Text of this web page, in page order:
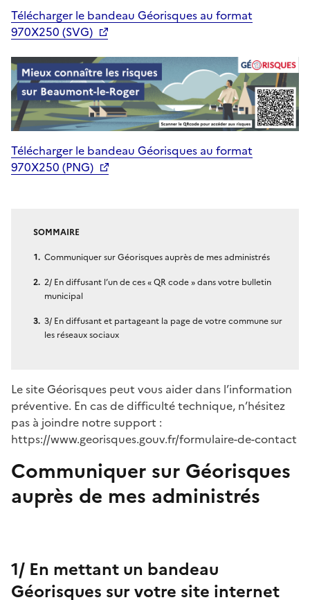
Télécharger le bandeau Géorisques au format
970X250 (SVG)
Télécharger le bandeau Géorisques au format
970X250 (PNG)
SOMMAIRE
Communiquer sur Géorisques auprès de mes administrés
2/ En diffusant l’un de ces « QR code » dans votre bulletin
municipal
3/ En diffusant et partageant la page de votre commune sur
les réseaux sociaux
Le site Géorisques peut vous aider dans l’information
préventive. En cas de difficulté technique, n’hésitez
pas à joindre notre support :
https://www.georisques.gouv.fr/formulaire-de-contact
Communiquer sur Géorisques
auprès de mes administrés
1/ En mettant un bandeau
Géorisques sur votre site internet